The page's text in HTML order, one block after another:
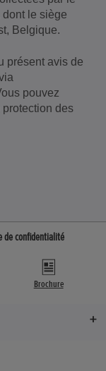
le siège
Belgique.
présent avis de
pouvez
des
de confidentialité
Brochure